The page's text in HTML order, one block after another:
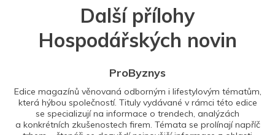
Další přílohy
Hospodářských novin
ProByznys
Edice magazínů věnovaná odborným i lifestylovým tématům,
která hýbou společností. Tituly vydávané v rámci této edice
se specializují na informace o trendech, analýzách
a konkrétních zkušenostech firem. Témata se prolínají napříč